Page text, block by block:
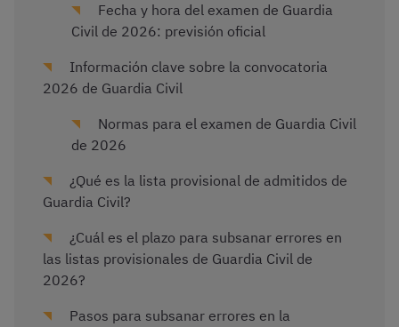
Fecha y hora del examen de Guardia
Civil de 2026: previsión oficial
Información clave sobre la convocatoria
2026 de Guardia Civil
Normas para el examen de Guardia Civil
de 2026
¿Qué es la lista provisional de admitidos de
Guardia Civil?
¿Cuál es el plazo para subsanar errores en
las listas provisionales de Guardia Civil de
2026?
Pasos para subsanar errores en la